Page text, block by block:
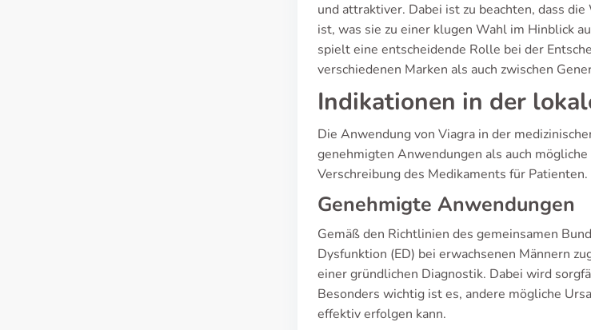
und attraktiver. Dabei ist zu beachten, dass
ist, was sie zu einer klugen Wahl im Hinblick
spielt eine entscheidende Rolle bei der
verschiedenen Marken als auch zwischen
Indikationen in der
Die Anwendung von Viagra in der
genehmigten Anwendungen als auch
Verschreibung des Medikaments für Patienten.
Genehmigte Anwendungen
Gemäß den Richtlinien des gemeinsamen
Dysfunktion (ED) bei erwachsenen Männern
einer gründlichen Diagnostik. Dabei wird
Besonders wichtig ist es, andere mögliche
effektiv erfolgen kann.